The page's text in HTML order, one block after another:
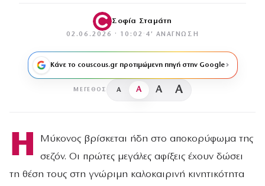
Σοφία Σταμάτη
02.06.2026 · 10:02 · 4′ ΑΝΆΓΝΩΣΗ
Κάνε το couscous.gr προτιμώμενη πηγή στην Google
ΜΈΓΕΘΟΣ A A A A
Η
Μύκονος βρίσκεται ήδη στο αποκορύφωμα της
σεζόν. Οι πρώτες μεγάλες αφίξεις έχουν δώσει
τη θέση τους στη γνώριμη καλοκαιρινή κινητικότητα